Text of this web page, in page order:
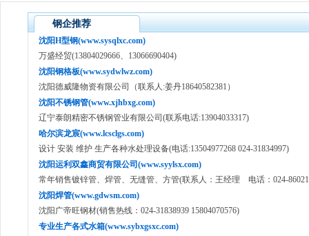
钢企推荐
沈阳H型钢(www.sysqlxc.com)
万盛经贸(13804029666、13066690404)
沈阳钢格板(www.sydwlwz.com)
沈阳德威隆物资有限公司（联系人:姜丹18640582381）
沈阳不锈钢管(www.xjhbxg.com)
辽宁泰朗精密不锈钢管业有限公司(联系电话:13904033317)
哈尔滨龙宸(www.lcsclgs.com)
设计 安装 维护 生产各种水处理设备(电话:13504977268 024-31834997)
沈阳运利双鑫商贸有限公司(www.syylsx.com)
常年销售镀锌管、焊管、无缝管、方管(联系人：王经理 电话：024-
沈阳焊管(www.gdwsm.com)
沈阳广帝旺钢材(销售热线：024-31838939 15804070576)
专业生产各式水箱(www.sybxgsxc.com)